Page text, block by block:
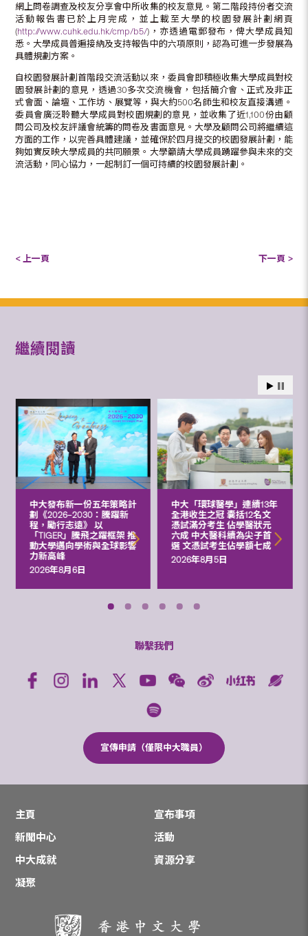
網上問卷調查及校友分享會中所收集的校友意見。第二階段持份者交流
活動報告書已於上月完成，並上載至大學的校園發展計劃網頁
(http://www.cuhk.edu.hk/cmp/b5/)，亦透過電郵發布，俾大學成員知
悉。大學成員普遍接納及支持報告中的六項原則，認為可進一步發展為
具體規劃方案。
自校園發展計劃首階段交流活動以來，委員會即積極收集大學成員對校
園發展計劃的意見，透過30多次交流機會，包括簡介會、正式及非正
式會面、論壇、工作坊、展覽等，與大約500名師生和校友直接溝通。
委員會廣泛聆聽大學成員對校園規劃的意見，並收集了近1,100份由顧
問公司及校友評議會統籌的問卷及書面意見。大學及顧問公司將繼續這
方面的工作，以完善具體建議，並確保於四月提交的校園發展計劃，能
夠如實反映大學成員的共同願景。大學籲請大學成員踴躍參與未來的交
流活動，同心協力，一起制訂一個可持續的校園發展計劃。
< 上一頁 下一頁 >
繼續閱讀
中大發布新一份五年策略計
劃《2026‒2030：騰躍新
程，勵行志遠》 以
「TIGER」騰飛之躍框架 推
動大學邁向學術與全球影響
力新高峰
2026年8月6日
中大「環球醫學」連續13年
全港收生之冠 囊括12名文
憑試滿分考生 佔學醫狀元
六成 中大醫科續為尖子首
選 文憑試考生佔學額七成
2026年8月5日
聯繫我們
宣傳申請（僅限中大職員）
主頁
宣布事項
新聞中心
活動
中大成就
資源分享
凝聚